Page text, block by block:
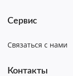
Сервис
Связаться с нами
Контакты